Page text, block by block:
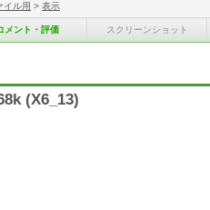
イル用 > 表示
メント・評価 スクリーンショット
(X6_13)